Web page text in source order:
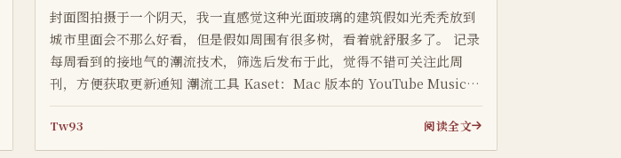
封面图拍摄于一个阴天，我一直感觉这种光面玻璃的建筑假如光秃秃放到
城市里面会不那么好看，但是假如周围有很多树，看着就舒服多了。 记录
每周看到的接地气的潮流技术，筛选后发布于此，觉得不错可关注此周
刊，方便获取更新通知 潮流工具 Kaset：Mac 版本的 YouTube Music
做得不错 https://github.com/sozercan/kaset 之前试用过很多 Mac 版
本的 Yo...
Tw93 阅读全文